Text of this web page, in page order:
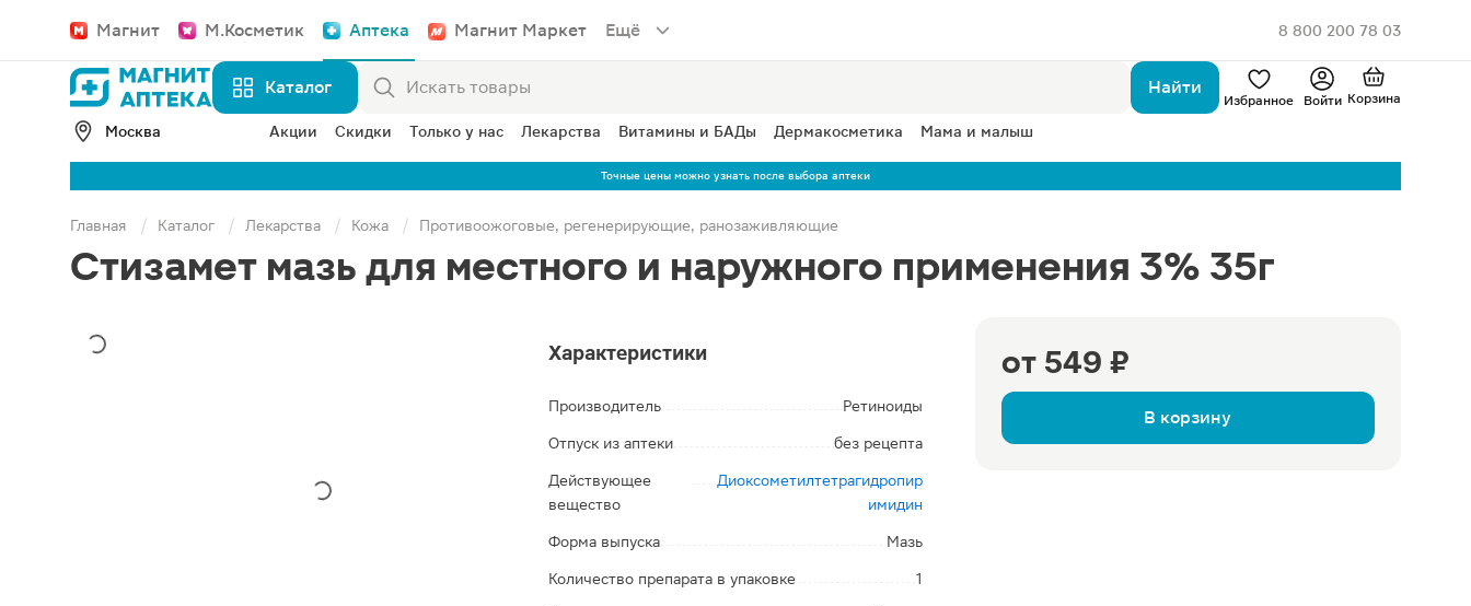
Магнит М.Косметик Аптека Магнит Маркет Ещё 8 800 200 78 03
Каталог Найти
Избранное Войти Корзина
Москва Акции Скидки Только у нас Лекарства Витамины и БАДы Дермакосметика Мама и малыш
Точные цены можно узнать после выбора аптеки
Главная Каталог Лекарства Кожа Противоожоговые, регенерирующие, ранозаживляющие
Стизамет мазь для местного и наружного применения 3% 35г
от 549 ₽
В корзину
Характеристики
Производитель Ретиноиды
Отпуск из аптеки без рецепта
Действующее
вещество
Диоксометилтетрагидропир
имидин
Форма выпуска Мазь
Количество препарата в упаковке 1